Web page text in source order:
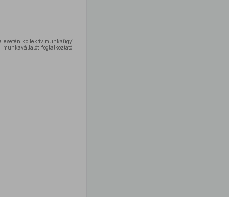
esetén kollektív munkaügyi
foglalkoztató,